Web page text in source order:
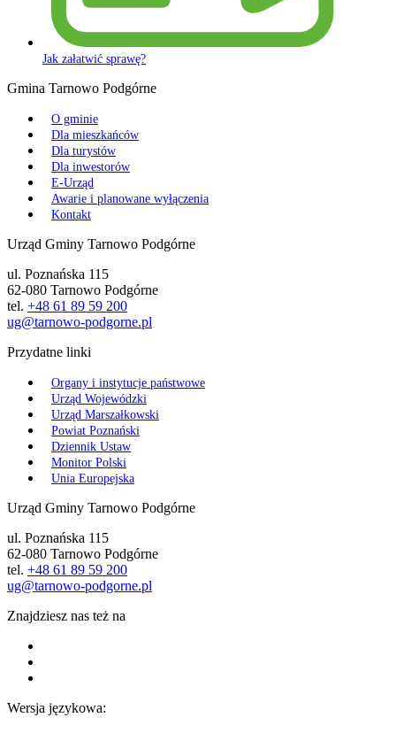
Jak załatwić sprawę?
Gmina Tarnowo Podgórne
O gminie
Dla mieszkańców
Dla turystów
Dla inwestorów
E-Urząd
Awarie i planowane wyłączenia
Kontakt
Urząd Gminy Tarnowo Podgórne
ul. Poznańska 115
62-080 Tarnowo Podgórne
tel. +48 61 89 59 200
ug@tarnowo-podgorne.pl
Przydatne linki
Organy i instytucje państwowe
Urząd Wojewódzki
Urząd Marszałkowski
Powiat Poznański
Dziennik Ustaw
Monitor Polski
Unia Europejska
Urząd Gminy Tarnowo Podgórne
ul. Poznańska 115
62-080 Tarnowo Podgórne
tel. +48 61 89 59 200
ug@tarnowo-podgorne.pl
Znajdziesz nas też na
Wersja językowa: